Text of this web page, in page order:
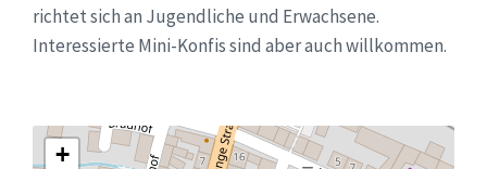
richtet sich an Jugendliche und Erwachsene.
Interessierte Mini-Konfis sind aber auch willkommen.
+